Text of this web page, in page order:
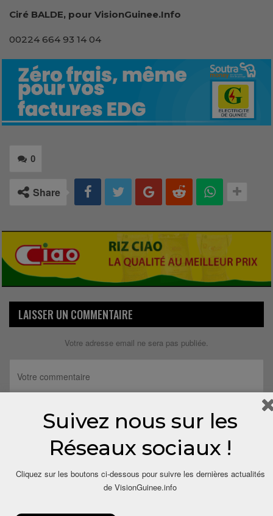
Ciré BALDE, pour VisionGuinee.Info
00224 664 93 14 04
0
Share
LAISSER UN COMMENTAIRE
Votre adresse email ne sera pas publiée.
Suivez nous sur les
Réseaux sociaux !
Cliquez sur les boutons ci-dessous pour suivre les dernières actualités
de VisionGuinee.info